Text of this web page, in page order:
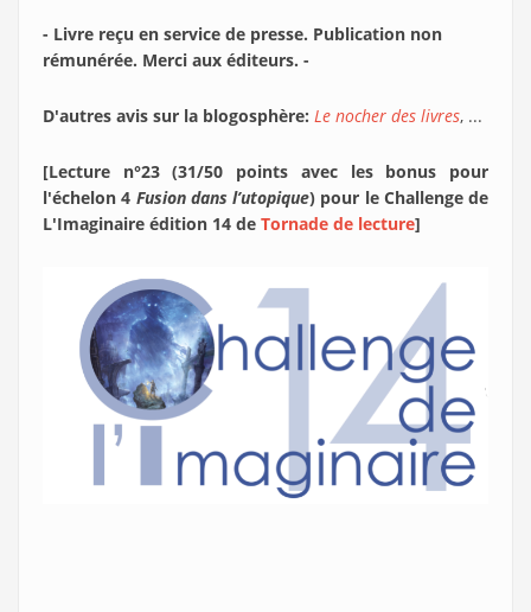
- Livre reçu en service de presse. Publication non
rémunérée. Merci aux éditeurs. -
D'autres avis sur la blogosphère: Le nocher des livres, ...
[Lecture n°23 (31/50 points avec les bonus pour
l'échelon 4 Fusion dans l’utopique) pour le Challenge de
L'Imaginaire édition 14 de Tornade de lecture]